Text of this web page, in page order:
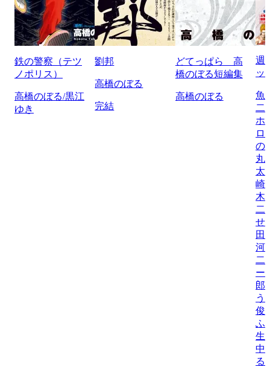
鉄の警察（テツ
ノポリス）
高橋のぼる/黒江
ゆき
劉邦
高橋のぼる
完結
どてっぱら 高
橋のぼる短編集
高橋のぼる
週
ッ
魚
二
ホ
ロ
の
丸
太
崎
木
二
せ
田
河
二
ー
郎
う
俊/
ふ
生
中
る